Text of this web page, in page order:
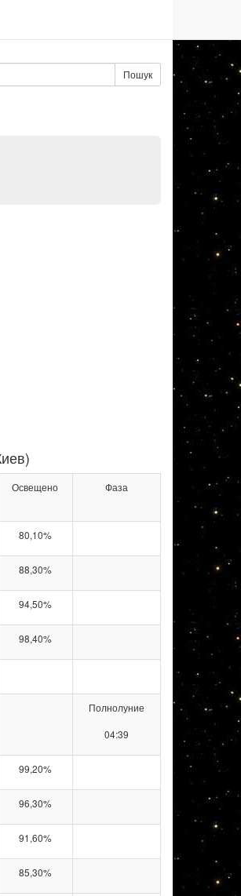
Пошук
Освещено Фаза
80,10%
88,30%
94,50%
98,40%
Полнолуние
04:39
99,20%
96,30%
91,60%
85,30%